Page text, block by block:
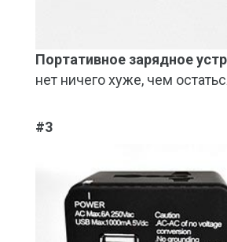
Портативное зарядное
нет ничего хуже, чем
#3